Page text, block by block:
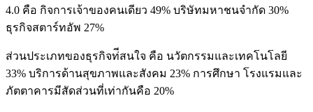
4.0 คือ กิจการเจ้าของคนเดียว 49% บริษัทมหาชนจำกัด 30%
ธุรกิจสตาร์ทอัพ 27%
ส่วนประเภทของธุรกิจท่ีสนใจ คือ นวัตกรรมและเทคโนโลยี
33% บริการด้านสุขภาพและสังคม 23% การศึกษา โรงแรมและ
ภัตตาคารมีสัดส่วนที่เท่ากันคือ 20%